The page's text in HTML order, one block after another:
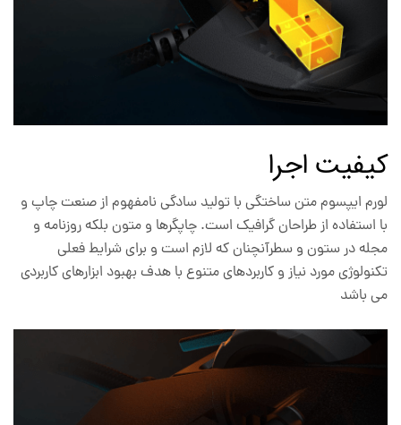
کیفیت اجرا
لورم ایپسوم متن ساختگی با تولید سادگی نامفهوم از صنعت چاپ و
با استفاده از طراحان گرافیک است. چاپگرها و متون بلکه روزنامه و
مجله در ستون و سطرآنچنان که لازم است و برای شرایط فعلی
تکنولوژی مورد نیاز و کاربردهای متنوع با هدف بهبود ابزارهای کاربردی
می باشد